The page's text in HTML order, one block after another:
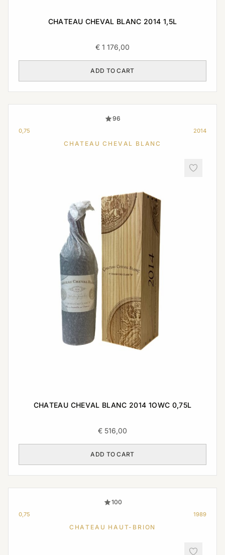
CHATEAU CHEVAL BLANC 2014 1,5L
€ 1 176,00
ADD TO CART
96
0,75 2014
CHATEAU CHEVAL BLANC
CHATEAU CHEVAL BLANC 2014 1OWC 0,75L
€ 516,00
ADD TO CART
100
0,75 1989
CHATEAU HAUT-BRION